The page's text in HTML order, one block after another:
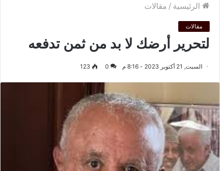
الرئيسية / مقالات
مقالات
لتحرير أرضك لا بد من ثمن تدفعه
السبت, 21 أكتوبر 2023 - 8:16 م 0
123